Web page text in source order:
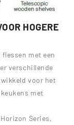
HOGERE
flessen met een
verschillende
voor het
met
Series,